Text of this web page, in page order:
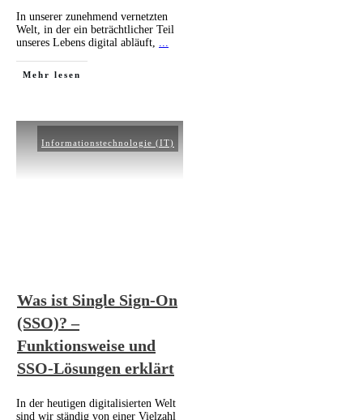
In unserer zunehmend vernetzten
Welt, in der ein beträchtlicher Teil
unseres Lebens digital abläuft,
Mehr lesen
Informationstechnologie (IT)
Was ist Single Sign-On
(SSO)? –
Funktionsweise und
SSO-Lösungen erklärt
In der heutigen digitalisierten Welt
sind wir ständig von einer Vielzahl